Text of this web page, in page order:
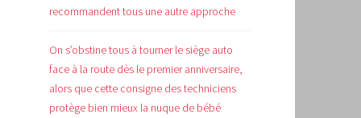
recommandent tous une autre approche
On s’obstine tous à tourner le siège auto
face à la route dès le premier anniversaire,
alors que cette consigne des techniciens
protège bien mieux la nuque de bébé